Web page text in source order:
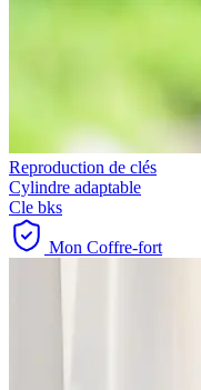
Reproduction de clés
Cylindre adaptable
Cle bks
Mon Coffre-fort